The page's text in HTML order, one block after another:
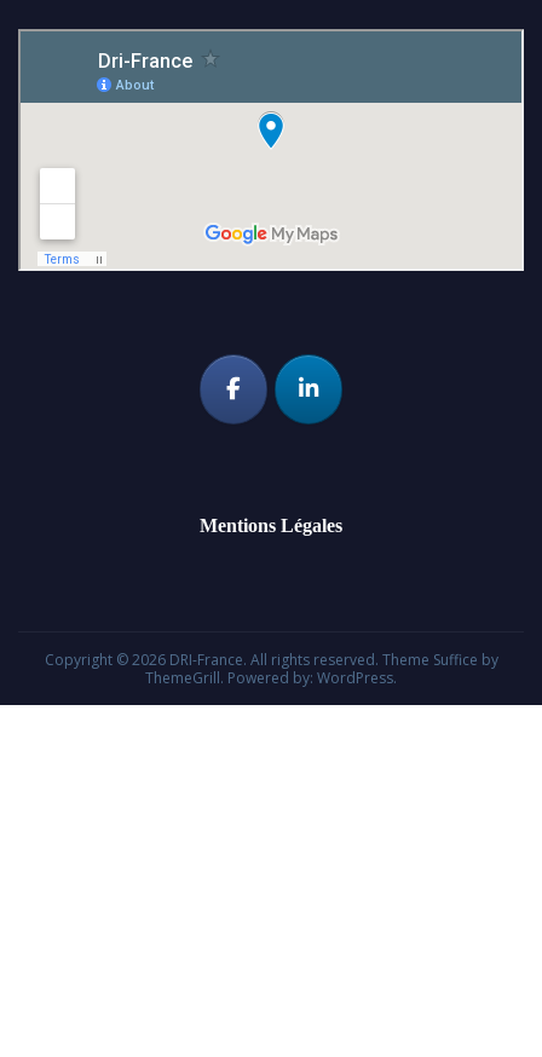
Mentions Légales
Copyright © 2026 DRI-France. All rights reserved. Theme Suffice by
ThemeGrill. Powered by: WordPress.